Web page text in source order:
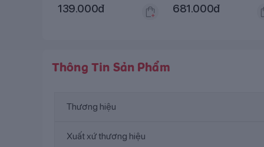
139.000đ 681.000đ
Thông Tin Sản Phẩm
Thương hiệu
Xuất xứ thương hiệu